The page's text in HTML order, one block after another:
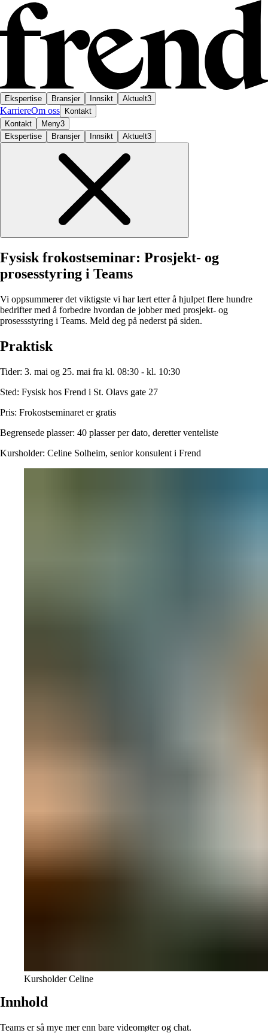
Ekspertise Bransjer Innsikt Aktuelt3
KarriereOm oss
Kontakt
Kontakt
Meny3
Ekspertise
Bransjer Innsikt Aktuelt3
Fysisk frokostseminar: Prosjekt- og
prosesstyring i Teams
Vi oppsummerer det viktigste vi har lært etter å hjulpet flere hundre
bedrifter med å forbedre hvordan de jobber med prosjekt- og
prosessstyring i Teams. Meld deg på nederst på siden.
Praktisk
Tider: 3. mai og 25. mai fra kl. 08:30 - kl. 10:30
Sted: Fysisk hos Frend i St. Olavs gate 27
Pris: Frokostseminaret er gratis
Begrensede plasser: 40 plasser per dato, deretter venteliste
Kursholder: Celine Solheim, senior konsulent i Frend
Kursholder Celine
Innhold
Teams er så mye mer enn bare videomøter og chat.